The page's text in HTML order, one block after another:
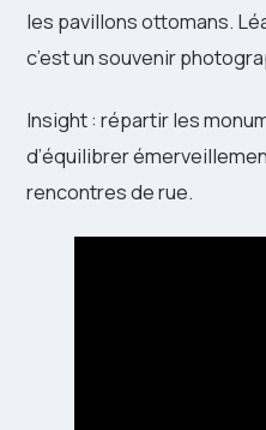
les pavillons ottomans.
c’est un souvenir
Insight : répartir les
d’équilibrer
rencontres de rue.